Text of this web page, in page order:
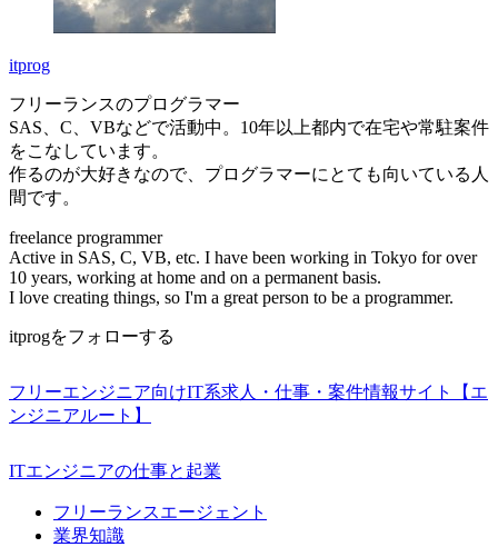
itprog
フリーランスのプログラマー
SAS、C、VBなどで活動中。10年以上都内で在宅や常駐案件
をこなしています。
作るのが大好きなので、プログラマーにとても向いている人
間です。
freelance programmer
Active in SAS, C, VB, etc. I have been working in Tokyo for over
10 years, working at home and on a permanent basis.
I love creating things, so I'm a great person to be a programmer.
itprogをフォローする
フリーエンジニア向けIT系求人・仕事・案件情報サイト【エ
ンジニアルート】
ITエンジニアの仕事と起業
フリーランスエージェント
業界知識